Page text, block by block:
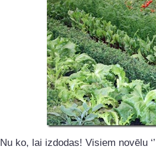
Nu ko, lai izdodas! Visiem novēlu